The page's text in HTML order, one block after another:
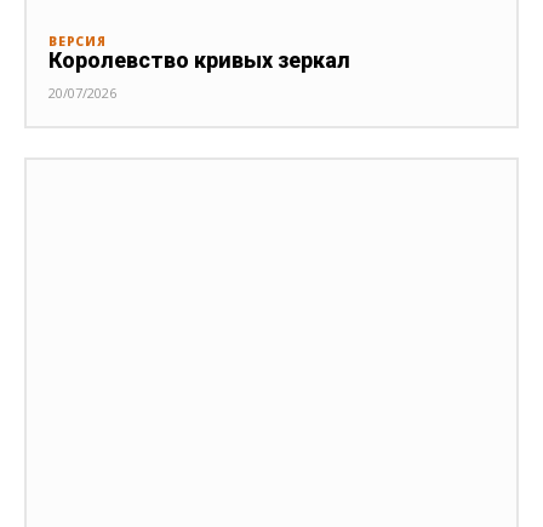
ВЕРСИЯ
Королевство кривых зеркал
20/07/2026